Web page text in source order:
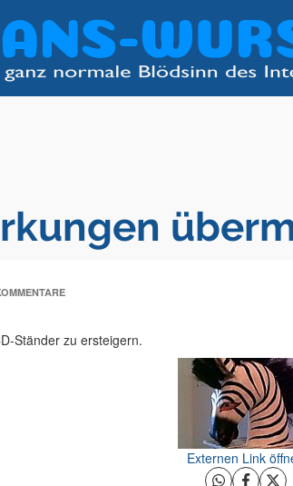
Ständer zu ersteigern.
Externen Link